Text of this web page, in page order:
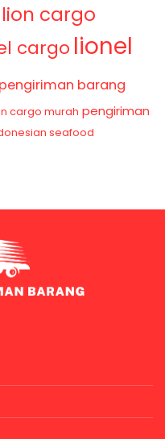
lion cargo
cargo lionel
pengiriman barang
cargo murah pengiriman
seafood